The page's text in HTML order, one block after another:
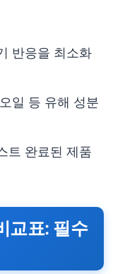
반응을 최소화
일 등 유해 성분
트 완료된 제품
교표: 필수